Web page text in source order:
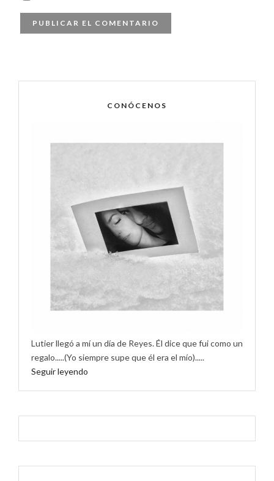
CONÓCENOS
Lutier llegó a mí un día de Reyes. Él dice que fui como un
regalo.....(Yo siempre supe que él era el mío).....
Seguir leyendo